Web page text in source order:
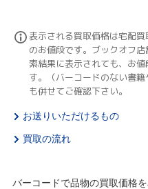
表示される買取価格は宅配
のお値段です。ブックオフ
索結果に表示されても、お
す。（バーコードのない書
も併せてご確認下さい。
お送りいただけるもの
買取の流れ
バーコードで品物の買取価格